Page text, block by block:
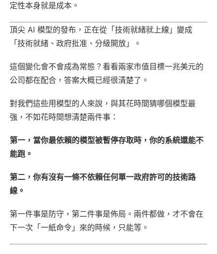
定性本身就是成本。
頂尖 AI 模型的發布，正在從「技術就緒就上線」變成
「技術就緒、政府批准、分級開放」。
這個變化會不會成為常態？看看兩家市值目標一兆美元的
公司都在配合，答案大概已經很清楚了。
對我們這些用模型的人來說，與其花時間猜哪個模型最
強，不如花時間想清楚兩件事：
第一，當你最依賴的模型被暫停存取時，你的系統還能不
能跑。
第二，你有沒有一條不依賴任何單一政府許可的技術路
線。
第一件事是防守，第二件事是佈局。兩件都做，才不會在
下一次「一紙命令」來的時候，只能等。